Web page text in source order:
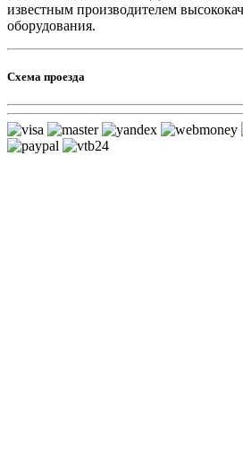
известным производителем
оборудования.
Схема проезда